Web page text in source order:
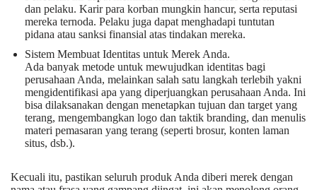
dan pelaku. Karir para korban mungkin hancur, serta reputasi
mereka ternoda. Pelaku juga dapat menghadapi tuntutan
pidana atau sanksi finansial atas tindakan mereka.
Sistem Membuat Identitas untuk Merek Anda.
Ada banyak metode untuk mewujudkan identitas bagi
perusahaan Anda, melainkan salah satu langkah terlebih yakni
mengidentifikasi apa yang diperjuangkan perusahaan Anda. Ini
bisa dilaksanakan dengan menetapkan tujuan dan target yang
terang, mengembangkan logo dan taktik branding, dan menulis
materi pemasaran yang terang (seperti brosur, konten laman
situs, dsb.).
Kecuali itu, pastikan seluruh produk Anda diberi merek dengan